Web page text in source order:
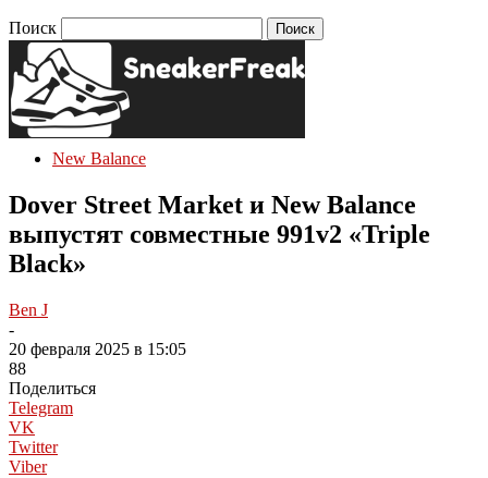
Поиск
New Balance
Dover Street Market и New Balance
выпустят совместные 991v2 «Triple
Black»
Ben J
-
20 февраля 2025 в 15:05
88
Поделиться
Telegram
VK
Twitter
Viber